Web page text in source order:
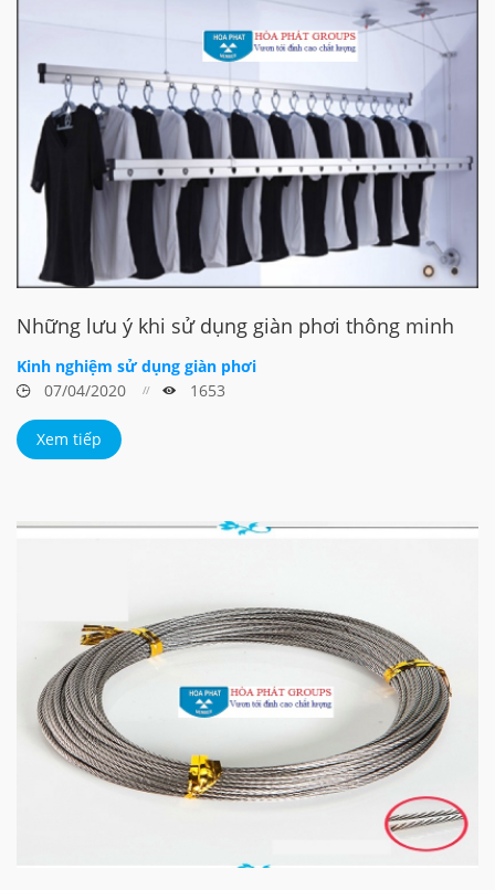
Những lưu ý khi sử dụng giàn phơi thông minh
Kinh nghiệm sử dụng giàn phơi
07/04/2020
1653
Xem tiếp